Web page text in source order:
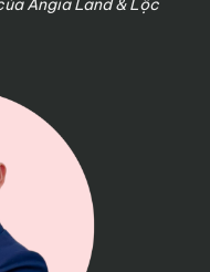
Tập đoàn
đoàn
Angia Land & Lộc